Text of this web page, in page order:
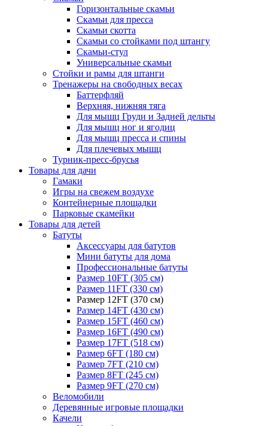
Горизонтальные скамьи
Скамьи для пресса
Скамьи скотта
Скамьи со стойками под штангу
Скамьи-стул
Универсальные скамьи
Стойки и рамы для штанги
Тренажеры на свободных весах
Баттерфляй
Верхняя, нижняя тяга
Для мышц Груди и Задней дельты
Для мышц ног и ягодиц
Для мышц пресса и спины
Для плечевых мышц
Турник-пресс-брусья
Товары для дачи
Гамаки
Игры на свежем воздухе
Контейнерные площадки
Парковые скамейки
Товары для детей
Батуты
Аксессуары для батутов
Мини батуты для дома
Профессиональные батуты
Размер 10FT (305 см)
Размер 11FT (330 см)
Размер 12FT (370 см)
Размер 14FT (430 см)
Размер 15FT (460 см)
Размер 16FT (490 см)
Размер 17FT (518 см)
Размер 6FT (180 см)
Размер 7FT (210 см)
Размер 8FT (245 см)
Размер 9FT (270 см)
Веломобили
Деревянные игровые площадки
Качели